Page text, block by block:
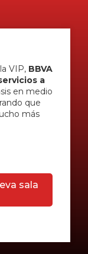
VIP, BBVA
a
en medio
que
más
sala